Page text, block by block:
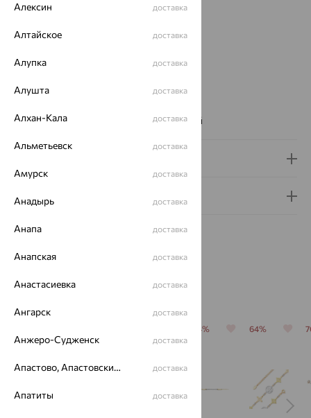
Проба:585
Вставка:Фианит
Виды дизайна браслетов:
Цвет вставки:
Наименование цвета вставки:
Бесцветный
Гарантия и возврат
Похожие изделия
64% 64%
Алексин доставка
Алтайское доставка
Алупка доставка
Алушта доставка
Алхан-Кала доставка
Альметьевск доставка
Амурск доставка
Анадырь доставка
Анапа доставка
Анапская доставка
Анастасиевка доставка
Ангарск доставка
Анжеро-Судженск доставка
Апастово, Апастовский район доставка
Апатиты доставка